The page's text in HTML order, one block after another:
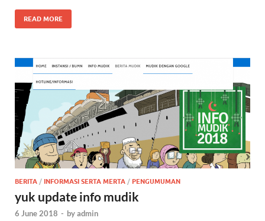
READ MORE
BERITA / INFORMASI SERTA MERTA / PENGUMUMAN
yuk update info mudik
6 June 2018 - byadmin